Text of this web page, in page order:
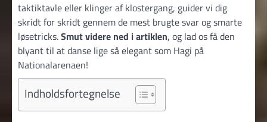
taktiktavle eller klinger af klostergang, guider vi dig
skridt for skridt gennem de mest brugte svar og smarte
løsetricks.Smut videre ned i artiklen, og lad os få den
blyant til at danse lige så elegant som Hagi på
Nationalarenaen!
Indholdsfortegnelse